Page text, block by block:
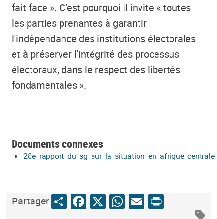
fait face ». C’est pourquoi il invite « toutes
les parties prenantes à garantir
l’indépendance des institutions électorales
et à préserver l’intégrité des processus
électoraux, dans le respect des libertés
fondamentales ».
Documents connexes
PartagerShareFacebook
X WhatsApp
Email
Print